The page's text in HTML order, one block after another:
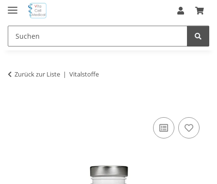
Zurück zur Liste Vitalstoffe